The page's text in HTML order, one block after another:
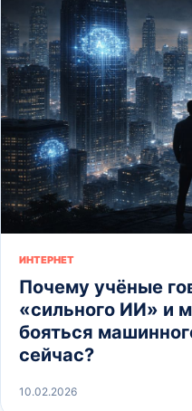
ИНТЕРНЕТ
Почему учёные
«сильного ИИ» и
бояться
сейчас?
10.02.2026